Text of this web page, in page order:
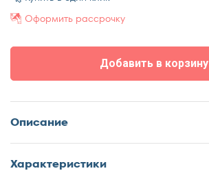
Добавить в корзину
Оформить рассрочку
Описание
Характеристики